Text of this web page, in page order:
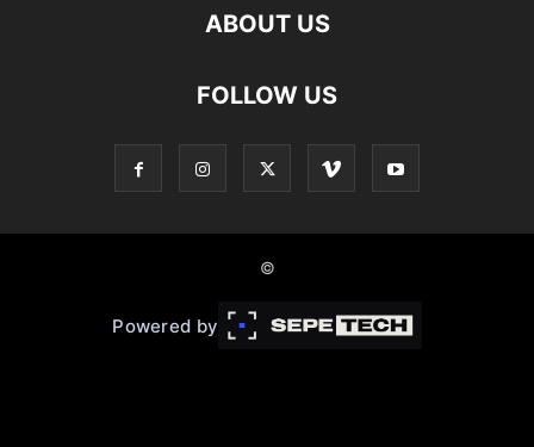
ABOUT US
FOLLOW US
©
Powered by